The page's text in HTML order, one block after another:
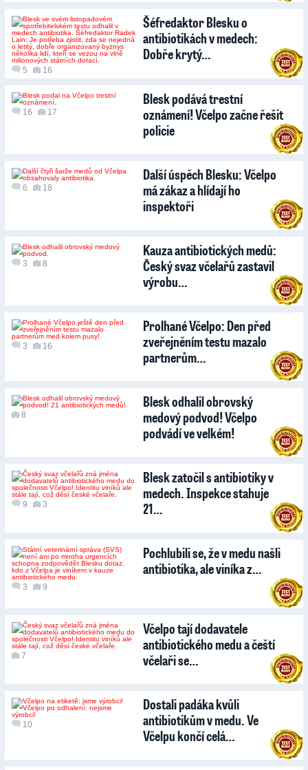
5 16
Šéfredaktor Blesku o
antibiotikách v medech:
Dobře krytý…
16 17
Blesk podává trestní
oznámení! Včelpo začne řešit
policie
6 18
Další úspěch Blesku: Včelpo
má zákaz a hlídají ho
inspektoři
3 8
Kauza antibiotických medů:
Český svaz včelařů zastavil
výrobu…
3 16
Prolhané Včelpo: Den před
zveřejněním testu mazalo
partnerům…
8
Blesk odhalil obrovský
medový podvod! Včelpo
podvádí ve velkém!
9 3
Blesk zatočil s antibiotiky v
medech. Inspekce stahuje
21…
3 9
Pochlubili se, že v medu našli
antibiotika, ale viníka z…
7
Včelpo tají dodavatele
antibiotického medu a čeští
včelaři se…
10
Dostali padáka kvůli
antibiotikům v medu. Ve
Včelpu končí celá…